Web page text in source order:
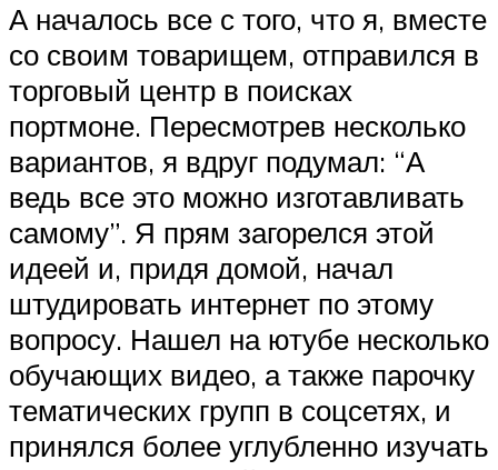
А началось все с того, что я, вместе
со своим товарищем, отправился в
торговый центр в поисках
портмоне. Пересмотрев несколько
вариантов, я вдруг подумал: “А
ведь все это можно изготавливать
самому”. Я прям загорелся этой
идеей и, придя домой, начал
штудировать интернет по этому
вопросу. Нашел на ютубе несколько
обучающих видео, а также парочку
тематических групп в соцсетях, и
принялся более углубленно изучать